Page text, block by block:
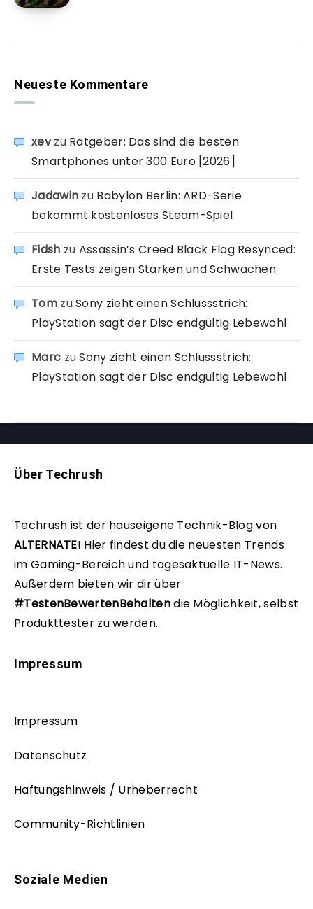
Neueste Kommentare
xevzu Ratgeber: Das sind die besten
Smartphones unter 300 Euro [2026]
Jadawin zu Babylon Berlin: ARD-Serie
bekommt kostenloses Steam-Spiel
Fidsh zu Assassin’s Creed Black Flag Resynced:
Erste Tests zeigen Stärken und Schwächen
TomzuSony zieht einen Schlussstrich:
PlayStation sagt der Disc endgültig Lebewohl
Marc zuSony zieht einen Schlussstrich:
PlayStation sagt der Disc endgültig Lebewohl
Über Techrush
Techrush ist der hauseigene Technik-Blog von
ALTERNATE! Hier findest du die neuesten Trends
im Gaming-Bereich und tagesaktuelle IT-News.
Außerdem bieten wir dir über
#TestenBewertenBehaltendie Möglichkeit, selbst
Produkttester zu werden.
Impressum
Impressum
Datenschutz
Haftungshinweis / Urheberrecht
Community-Richtlinien
Soziale Medien